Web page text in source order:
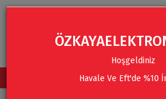
TÜM KATEGORİLER
Hoşgeldiniz
Havale Ve Eft'de %10